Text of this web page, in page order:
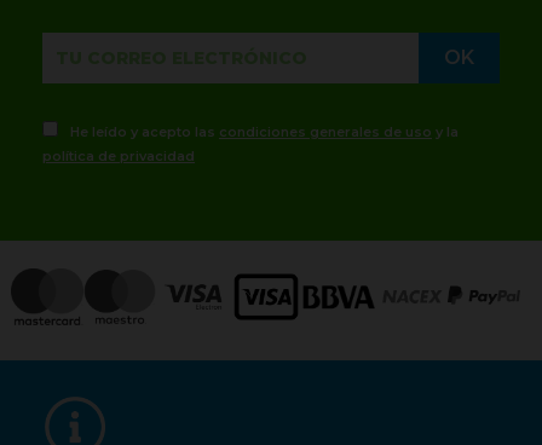
He leído y acepto las condiciones generales de uso y la
política de privacidad